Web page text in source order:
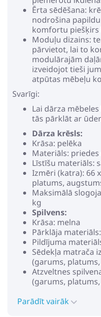
Ērta sēdēšana:
nodrošina
komfortu piešķirs
Moduļu dizains:
pārvietot, lai to
modulārajām
izveidojot tieši
atpūtas mēbeļu
Svarīgi:
Lai dārza
tās pārklāt ar
Dārza krēsls:
Krāsa: pelēka
Materiāls:
Līstīšu materiāls:
Izmēri (katra): 66
platums,
Maksimālā
kg
Spilvens:
Krāsa: melna
Pārklāja
Pildījuma
Sēdekļa matrača
(garums,
Atzveltnes
(garums,
Sūtījumā iekļauts:
Parādīt vairāk